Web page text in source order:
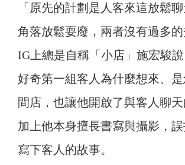
「原先的計劃是人客來這放鬆
角落放鬆耍廢，兩者沒有過多
IG上總是自稱「小店」施宏駿
好奇第一組客人為什麼想來、
間店，也讓他開啟了與客人聊
加上他本身擅長書寫與攝影，
寫下客人的故事。